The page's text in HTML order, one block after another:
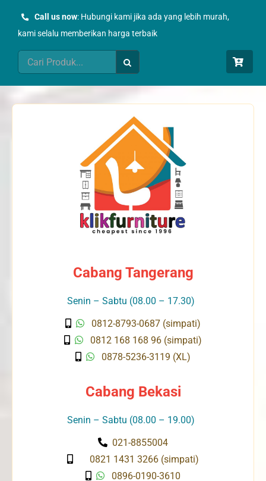
Call us now: Hubungi kami jika ada yang lebih murah,
kami selalu memberikan harga terbaik
Search
for:
Cabang Tangerang
Senin – Sabtu (08.00 – 17.30)
0812-8793-0687 (simpati)
0812 168 168 96 (simpati)
0878-5236-3119 (XL)
Cabang Bekasi
Senin – Sabtu (08.00 – 19.00)
021-8855004
0821 1431 3266 (simpati)
0896-0190-3610